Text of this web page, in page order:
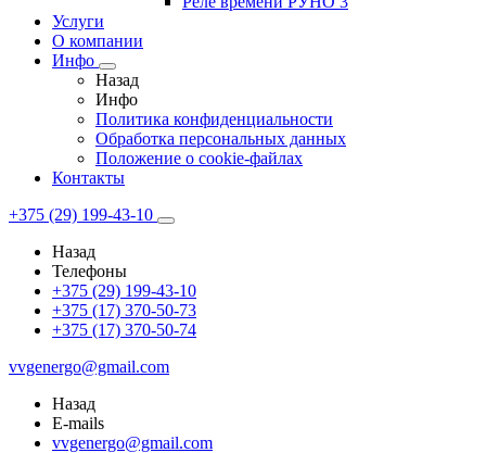
Услуги
О компании
Инфо
Назад
Инфо
Политика конфиденциальности
Обработка персональных данных
Положение о cookie-файлах
Контакты
+375 (29) 199-43-10
Назад
Телефоны
+375 (29) 199-43-10
+375 (17) 370-50-73
+375 (17) 370-50-74
vvgenergo@gmail.com
Назад
E-mails
vvgenergo@gmail.com